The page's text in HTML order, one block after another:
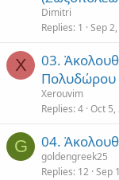
Dimitri
Replies 1 Sep
X
03.
Πολυδώρου
Xerouvim
Replies 4 Oct 5,
G 04.
goldengreek25
Replies 12 Sep